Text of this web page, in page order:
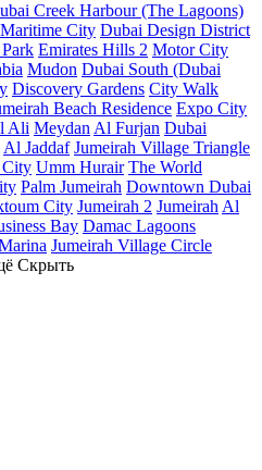
Creek Harbour (The Lagoons)
Maritime City Dubai Design District
Emirates Hills 2 Motor City
Mudon Dubai South (Dubai
Discovery Gardens City Walk
Beach Residence Expo City
Ali Meydan Al Furjan Dubai
Al Jaddaf Jumeirah Village Triangle
City Umm Hurair The World
Palm Jumeirah Downtown Dubai
City Jumeirah 2 Jumeirah Al
Bay Damac Lagoons
Jumeirah Village Circle
Скрыть